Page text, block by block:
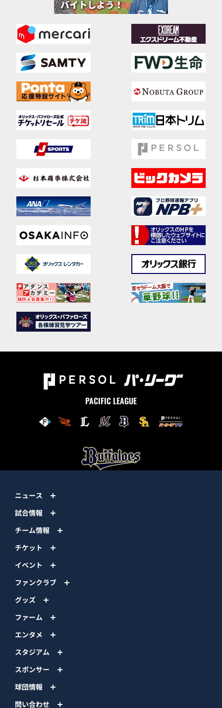
PACIFIC LEAGUE
ニュース
試合情報
チーム情報
チケット
イベント
ファンクラブ
グッズ
ファーム
エンタメ
スタジアム
スポンサー
球団情報
問い合わせ